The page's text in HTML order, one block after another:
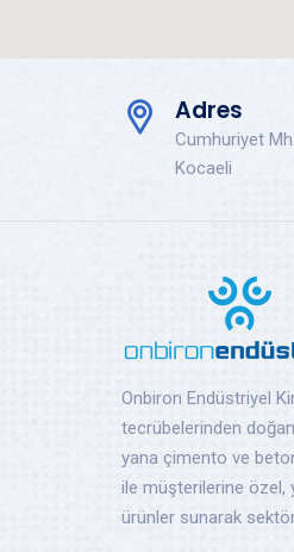
Adres
Cumhuriyet
Kocaeli
Onbiron Endüstriyel
tecrübelerinden
yana çimento ve
ile müşterilerine özel,
ürünler sunarak